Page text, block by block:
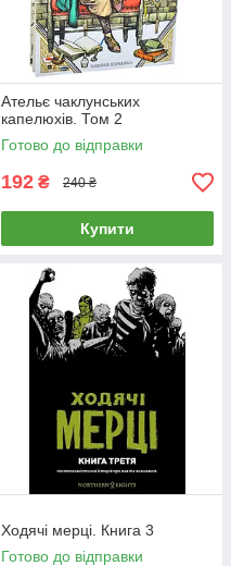
Ательє чаклунських
капелюхів. Том 2
Готово до відправки
192 ₴ 240 ₴
Купити
Ходячі мерці. Книга 3
Готово до відправки